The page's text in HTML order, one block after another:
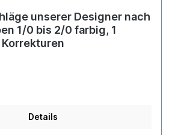
unserer Designer nach
1/0 bis 2/0 farbig, 1
Details